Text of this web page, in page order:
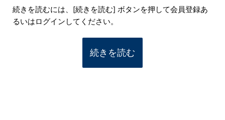
続きを読むには、[続きを読む] ボタンを押して会員登録あ
るいはログインしてください。
続きを読む